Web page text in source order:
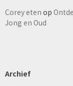
Corey eten op
Jong en Oud
Archief